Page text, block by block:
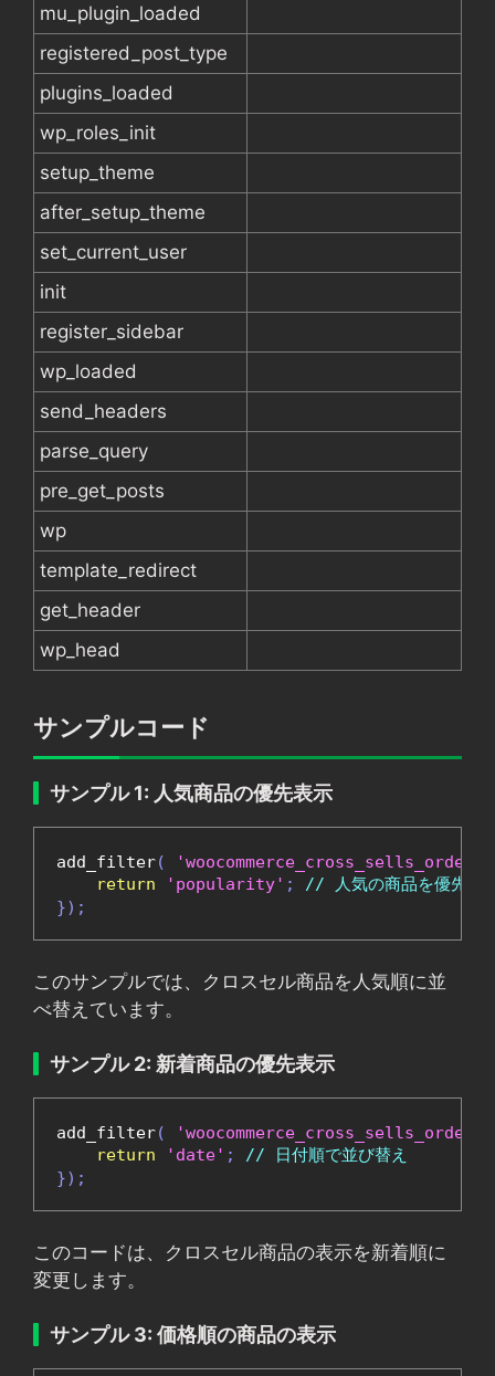
mu_plugin_loaded
registered_post_type
plugins_loaded
wp_roles_init
setup_theme
after_setup_theme
set_current_user
init
register_sidebar
wp_loaded
send_headers
parse_query
pre_get_posts
wp
template_redirect
get_header
wp_head
サンプルコード
サンプル 1: 人気商品の優先表示
add_filter(
return
'popularity' ;
// 人気の商品を優先的
});
このサンプルでは、クロスセル商品を人気順に並
べ替えています。
サンプル 2: 新着商品の優先表示
add_filter(
return
'date' ;
// 日付順で並び替え
});
このコードは、クロスセル商品の表示を新着順に
変更します。
サンプル 3: 価格順の商品の表示